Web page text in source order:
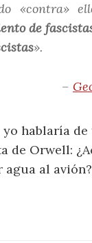
«contra»
de
».
–
hablaría de
de Orwell:
al avión?